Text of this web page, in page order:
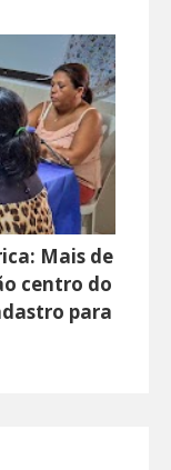
Mais de
centro do
para